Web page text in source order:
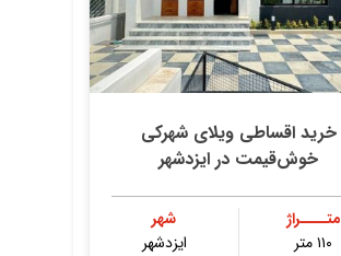
خرید اقساطی ویلای شهرکی
خوش‌قیمت در ایزدشهر
متــــراژ
۱۱۰ متر
شهر
ایزدشهر